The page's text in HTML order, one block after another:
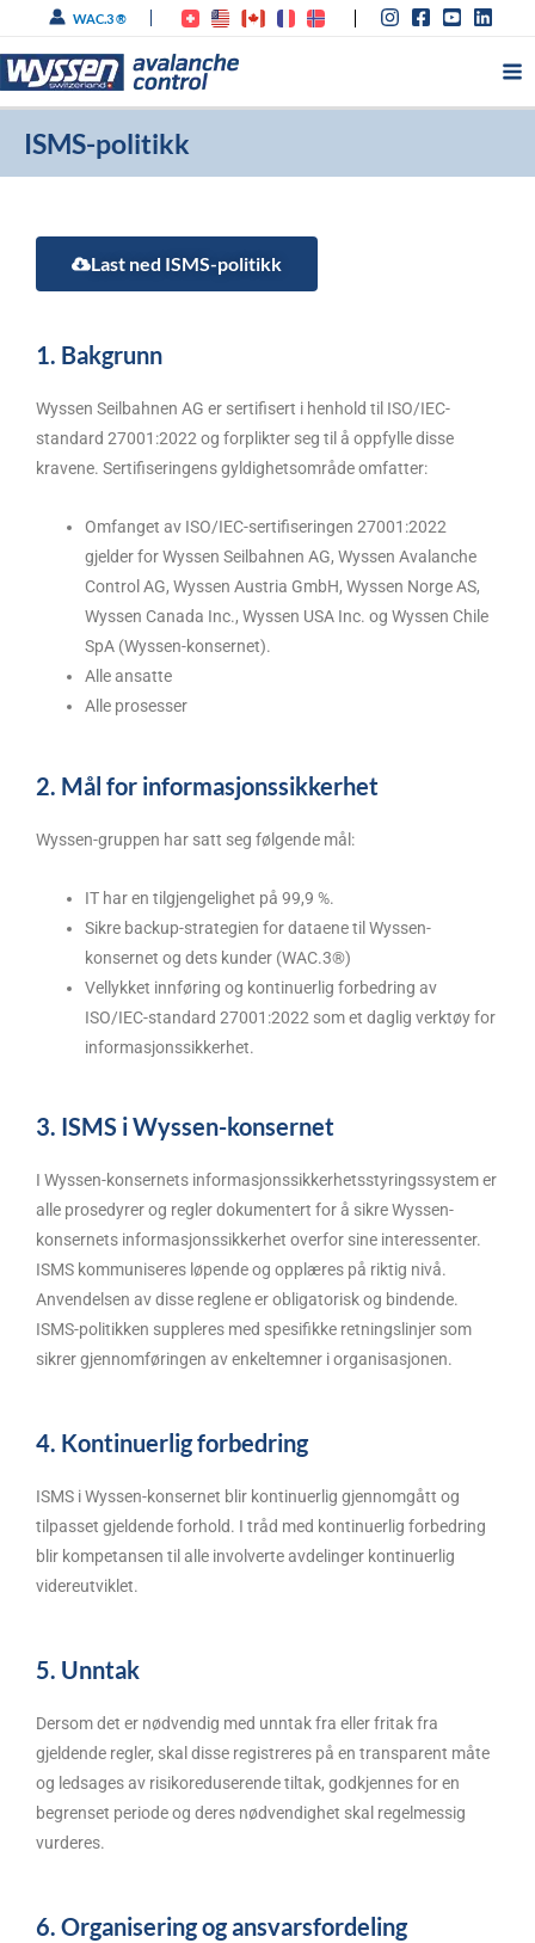
til
innholdet
WAC.3 ®
ISMS-politikk
Last ned ISMS-politikk
1. Bakgrunn
Wyssen Seilbahnen AG er sertifisert i henhold til ISO/IEC-
standard 27001:2022 og forplikter seg til å oppfylle disse
kravene. Sertifiseringens gyldighetsområde omfatter:
Omfanget av ISO/IEC-sertifiseringen 27001:2022
gjelder for Wyssen Seilbahnen AG, Wyssen Avalanche
Control AG, Wyssen Austria GmbH, Wyssen Norge AS,
Wyssen Canada Inc., Wyssen USA Inc. og Wyssen Chile
SpA (Wyssen-konsernet).
Alle ansatte
Alle prosesser
2. Mål for informasjonssikkerhet
Wyssen-gruppen har satt seg følgende mål:
IT har en tilgjengelighet på 99,9 %.
Sikre backup-strategien for dataene til Wyssen-
konsernet og dets kunder (WAC.3®)
Vellykket innføring og kontinuerlig forbedring av
ISO/IEC-standard 27001:2022 som et daglig verktøy for
informasjonssikkerhet.
3. ISMS i Wyssen-konsernet
I Wyssen-konsernets informasjonssikkerhetsstyringssystem er
alle prosedyrer og regler dokumentert for å sikre Wyssen-
konsernets informasjonssikkerhet overfor sine interessenter.
ISMS kommuniseres løpende og opplæres på riktig nivå.
Anvendelsen av disse reglene er obligatorisk og bindende.
ISMS-politikken suppleres med spesifikke retningslinjer som
sikrer gjennomføringen av enkeltemner i organisasjonen.
4. Kontinuerlig forbedring
ISMS i Wyssen-konsernet blir kontinuerlig gjennomgått og
tilpasset gjeldende forhold. I tråd med kontinuerlig forbedring
blir kompetansen til alle involverte avdelinger kontinuerlig
videreutviklet.
5. Unntak
Dersom det er nødvendig med unntak fra eller fritak fra
gjeldende regler, skal disse registreres på en transparent måte
og ledsages av risikoreduserende tiltak, godkjennes for en
begrenset periode og deres nødvendighet skal regelmessig
vurderes.
6. Organisering og ansvarsfordeling